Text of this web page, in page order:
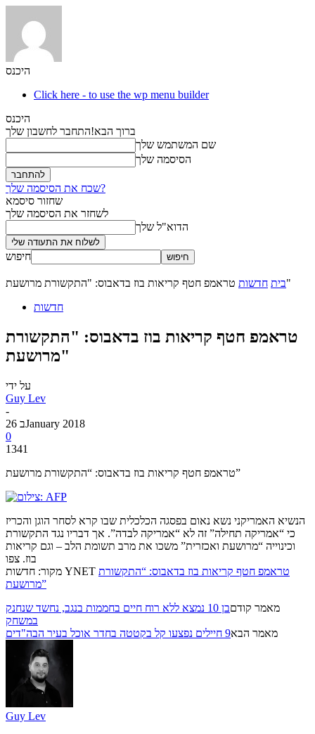
היכנס
Click here - to use the wp menu builder
היכנס
ברוך הבא!התחבר לחשבון שלך
שם המשתמש שלך
הסיסמה שלך
שכח את הסיסמה שלך?
שחזור סיסמא
לשחזר את הסיסמה שלך
הדוא"ל שלך
חיפוש
בית חדשות
טראמפ חטף קריאות בוז בדאבוס: "התקשורת מרושעת"
חדשות
טראמפ חטף קריאות בוז בדאבוס: "התקשורת
מרושעת"
על ידי
Guy Lev
-
26 בJanuary 2018
0
1341
טראמפ חטף קריאות בוז בדאבוס: “התקשורת מרושעת”
הנשיא האמריקני נשא נאום בפסגה הכלכלית שבו קרא לסחר הוגן והכריז
כי “אמריקה תחילה” זה לא “אמריקה לבדה”. אך דבריו נגד התקשורת
וכינוייה “מרושעת ואכזרית” משכו את מרב תשומת הלב – וגם קריאות
בוז. צפו
מקור: חדשות YNET טראמפ חטף קריאות בוז בדאבוס: “התקשורת
מרושעת”
מאמר קודם
בן 10 נמצא ללא רוח חיים בחממות בנגב, נחשד שנחנק
במשחק
מאמר הבא9 חיילים נפצעו קל בקטטה בחדר אוכל בעיר הבה"דים
Guy Lev